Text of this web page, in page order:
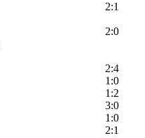
2:1
2:0
2:4
1:0
1:2
3:0
1:0
2:1